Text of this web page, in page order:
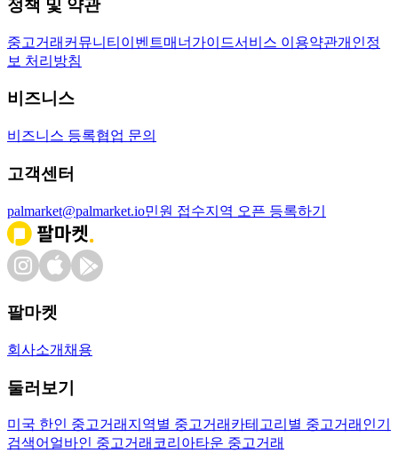
정책 및 약관
중고거래 커뮤니티 이벤트매너가이드서비스 이용약관개인정
보 처리방침
비즈니스
비즈니스 등록협업 문의
고객센터
palmarket@palmarket.io민원 접수지역 오픈 등록하기
팔마켓
회사소개 채용
둘러보기
미국 한인 중고거래 지역별 중고거래 카테고리별 중고거래 인기
검색어 얼바인 중고거래 코리아타운 중고거래